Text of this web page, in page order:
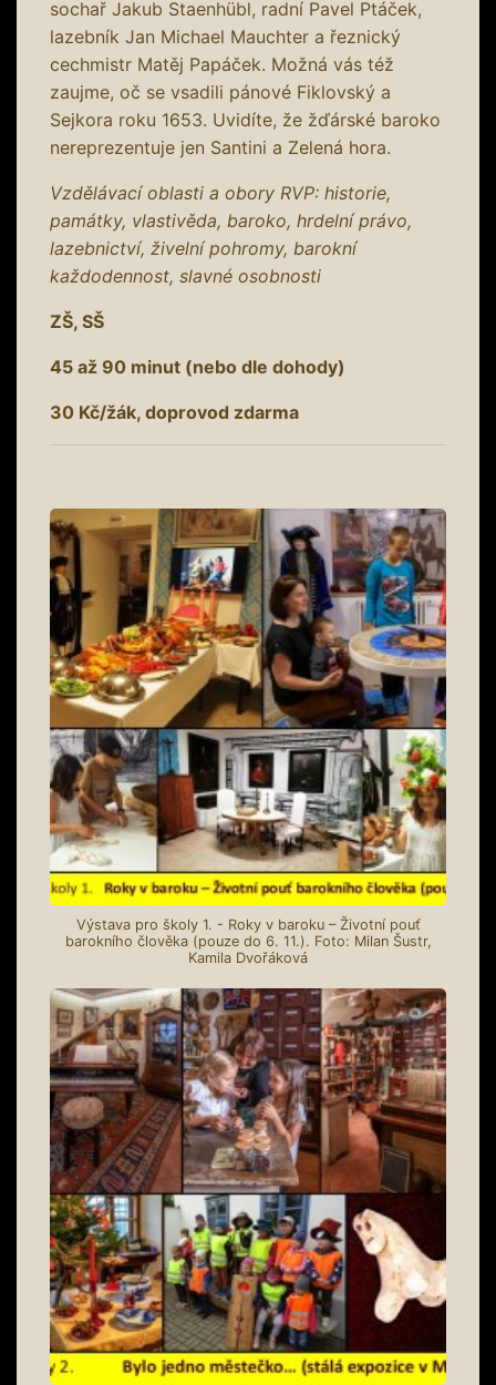
sochař Jakub Staenhübl, radní Pavel Ptáček,
lazebník Jan Michael Mauchter a řeznický
cechmistr Matěj Papáček. Možná vás též
zaujme, oč se vsadili pánové Fiklovský a
Sejkora roku 1653. Uvidíte, že žďárské baroko
nereprezentuje jen Santini a Zelená hora.
Vzdělávací oblasti a obory RVP: historie,
památky, vlastivěda, baroko, hrdelní právo,
lazebnictví, živelní pohromy, barokní
každodennost, slavné osobnosti
ZŠ, SŠ
45 až 90 minut (nebo dle dohody)
30 Kč/žák, doprovod zdarma
Výstava pro školy 1. - Roky v baroku – Životní pouť
barokního člověka (pouze do 6. 11.). Foto: Milan Šustr,
Kamila Dvořáková